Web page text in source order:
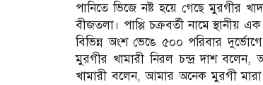
পানিতে ভিজে নষ্ট হয়ে গেছে মুরগীর
বীজতলা। পাপ্পি চক্রবর্তী নামে স্থানীয়
বিভিন্ন অংশ ভেঙে ৫০০ পরিবার
মুরগীর খামারী নিরল চন্দ্র দাশ
খামারী বলেন, আমার অনেক মুরগী